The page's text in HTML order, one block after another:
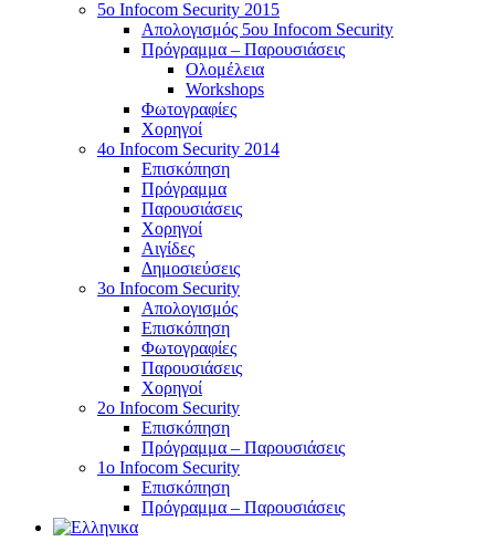
5o Infocom Security 2015
Απολογισμός 5ου Infocom Security
Πρόγραμμα – Παρουσιάσεις
Ολομέλεια
Workshops
Φωτογραφίες
Χορηγοί
4ο Infocom Security 2014
Επισκόπηση
Πρόγραμμα
Παρουσιάσεις
Χορηγοί
Αιγίδες
Δημοσιεύσεις
3o Infocom Security
Απολογισμός
Επισκόπηση
Φωτογραφίες
Παρουσιάσεις
Χορηγοί
2o Infocom Security
Επισκόπηση
Πρόγραμμα – Παρουσιάσεις
1ο Infocom Security
Επισκόπηση
Πρόγραμμα – Παρουσιάσεις